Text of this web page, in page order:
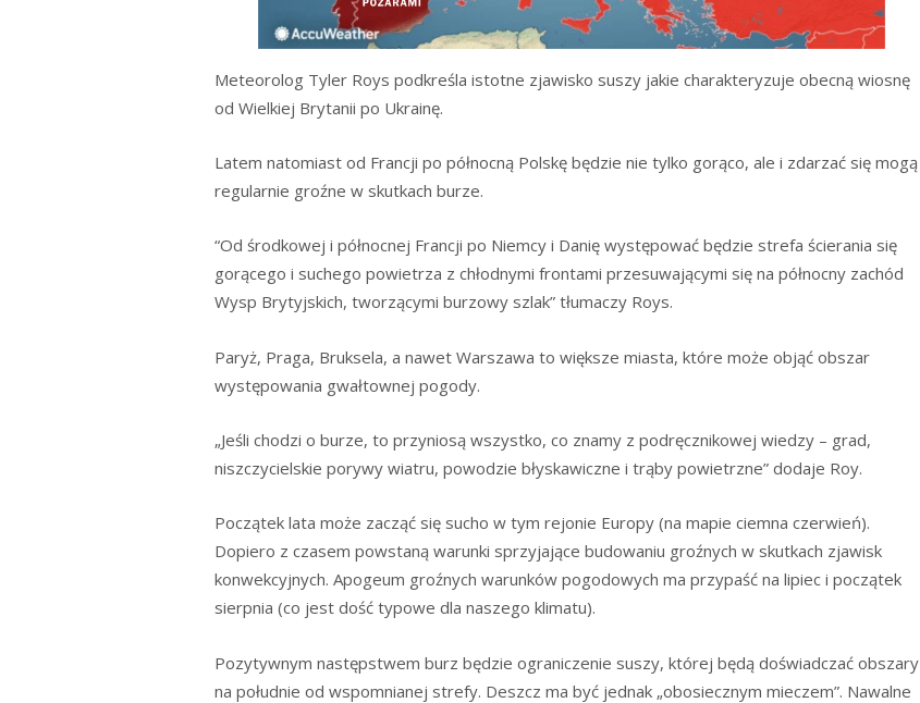
Meteorolog Tyler Roys podkreśla istotne zjawisko suszy jakie charakteryzuje obecną wiosnę
od Wielkiej Brytanii po Ukrainę.
Latem natomiast od Francji po północną Polskę będzie nie tylko gorąco, ale i zdarzać się mogą
regularnie groźne w skutkach burze.
“Od środkowej i północnej Francji po Niemcy i Danię występować będzie strefa ścierania się
gorącego i suchego powietrza z chłodnymi frontami przesuwającymi się na północny zachód
Wysp Brytyjskich, tworzącymi burzowy szlak” tłumaczy Roys.
Paryż, Praga, Bruksela, a nawet Warszawa to większe miasta, które może objąć obszar
występowania gwałtownej pogody.
„Jeśli chodzi o burze, to przyniosą wszystko, co znamy z podręcznikowej wiedzy – grad,
niszczycielskie porywy wiatru, powodzie błyskawiczne i trąby powietrzne” dodaje Roy.
Początek lata może zacząć się sucho w tym rejonie Europy (na mapie ciemna czerwień).
Dopiero z czasem powstaną warunki sprzyjające budowaniu groźnych w skutkach zjawisk
konwekcyjnych. Apogeum groźnych warunków pogodowych ma przypaść na lipiec i początek
sierpnia (co jest dość typowe dla naszego klimatu).
Pozytywnym następstwem burz będzie ograniczenie suszy, której będą doświadczać obszary
na południe od wspomnianej strefy. Deszcz ma być jednak „obosiecznym mieczem”. Nawalne